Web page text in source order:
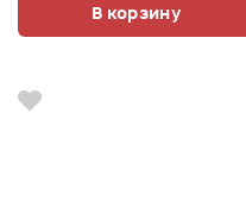
В корзину